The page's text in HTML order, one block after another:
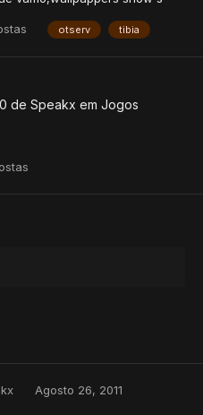
otserv tibia
de Speakx em Jogos
Agosto 26, 2011